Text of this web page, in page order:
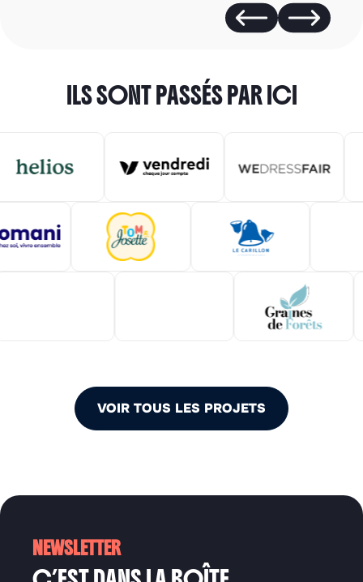
ILS SONT PASSÉS PAR ICI
VOIR TOUS LES PROJETS
NEWSLETTER